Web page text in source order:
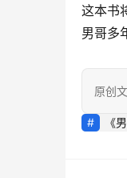
这本书
男哥多
原创
《